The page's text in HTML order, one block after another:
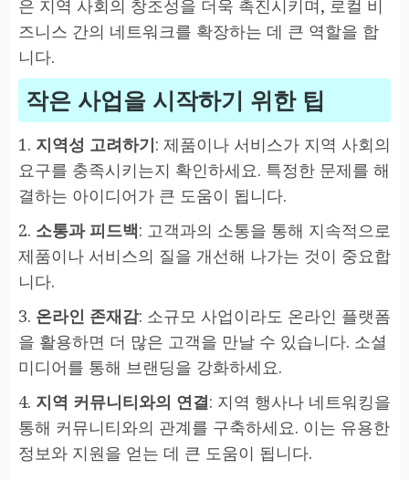
은 지역 사회의 창조성을 더욱 촉진시키며, 로컬 비
즈니스 간의 네트워크를 확장하는 데 큰 역할을 합
니다.
작은 사업을 시작하기 위한 팁
1. 지역성 고려하기: 제품이나 서비스가 지역 사회의
요구를 충족시키는지 확인하세요. 특정한 문제를 해
결하는 아이디어가 큰 도움이 됩니다.
2. 소통과 피드백: 고객과의 소통을 통해 지속적으로
제품이나 서비스의 질을 개선해 나가는 것이 중요합
니다.
3. 온라인 존재감: 소규모 사업이라도 온라인 플랫폼
을 활용하면 더 많은 고객을 만날 수 있습니다. 소셜
미디어를 통해 브랜딩을 강화하세요.
4. 지역 커뮤니티와의 연결: 지역 행사나 네트워킹을
통해 커뮤니티와의 관계를 구축하세요. 이는 유용한
정보와 지원을 얻는 데 큰 도움이 됩니다.